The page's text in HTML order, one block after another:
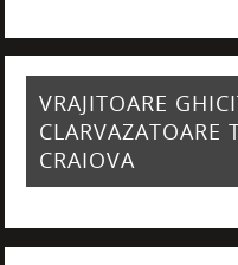
VRAJITOARE
CLARVAZATOARE
CRAIOVA